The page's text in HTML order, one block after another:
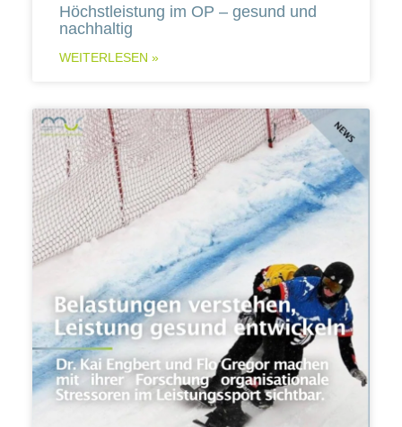
Höchstleistung im OP – gesund und
nachhaltig
WEITERLESEN »